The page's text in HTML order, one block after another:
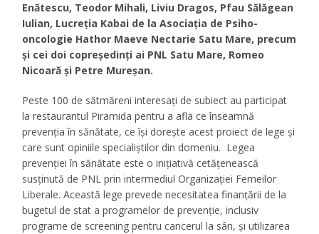
Enătescu, Teodor Mihali, Liviu Dragos, Pfau Sălăgean
Iulian, Lucreția Kabai de la Asociația de Psiho-
oncologie Hathor Maeve Nectarie Satu Mare, precum
și cei doi copreședinți ai PNL Satu Mare, Romeo
Nicoară și Petre Mureșan.
Peste 100 de sătmăreni interesați de subiect au participat
la restaurantul Piramida pentru a afla ce înseamnă
prevenția în sănătate, ce își dorește acest proiect de lege și
care sunt opiniile specialiștilor din domeniu. Legea
prevenției în sănătate este o inițiativă cetățenească
susținută de PNL prin intermediul Organizației Femeilor
Liberale. Această lege prevede necesitatea finanțării de la
bugetul de stat a programelor de prevenție, inclusiv
programe de screening pentru cancerul la sân, și utilizarea